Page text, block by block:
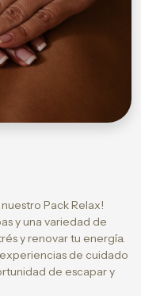
Pack Relax!
y una variedad de
y renovar tu energía.
de cuidado
de escapar y